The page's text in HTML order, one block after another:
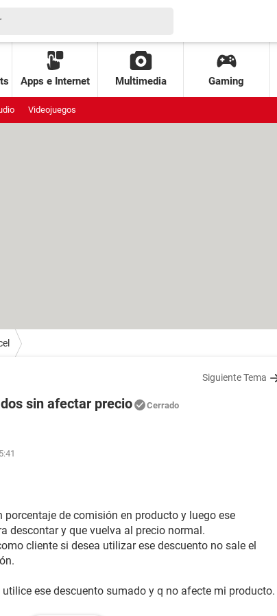
Apps e Internet Multimedia Gaming
Videojuegos
Siguiente Tema
sin afectar precio Cerrado
porcentaje de comisión en producto y luego ese
descontar y que vuelva al precio normal.
cliente si desea utilizar ese descuento no sale el
ese descuento sumado y q no afecte mi producto.